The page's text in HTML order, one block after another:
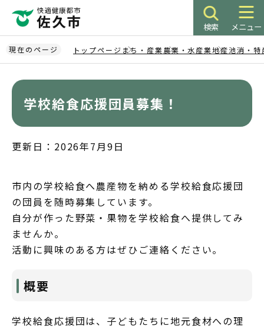
ペ
ー
ジ
検索 メニュー
現在のページ トップページ まち・産業農業・水産業地産池消・特
学校給食応援団員募集！
更新日：2026年7月9日
市内の学校給食へ農産物を納める学校給食応援団
の団員を随時募集しています。
自分が作った野菜・果物を学校給食へ提供してみ
ませんか。
活動に興味のある方はぜひご連絡ください。
概要
学校給食応援団は、子どもたちに地元食材への理